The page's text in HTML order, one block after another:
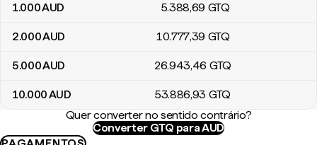
1.000AUD 5.388,69 GTQ
2.000AUD 10.777,39 GTQ
5.000AUD 26.943,46 GTQ
10.000AUD 53.886,93 GTQ
Quer converter no sentido contrário?
Converter GTQ para AUD